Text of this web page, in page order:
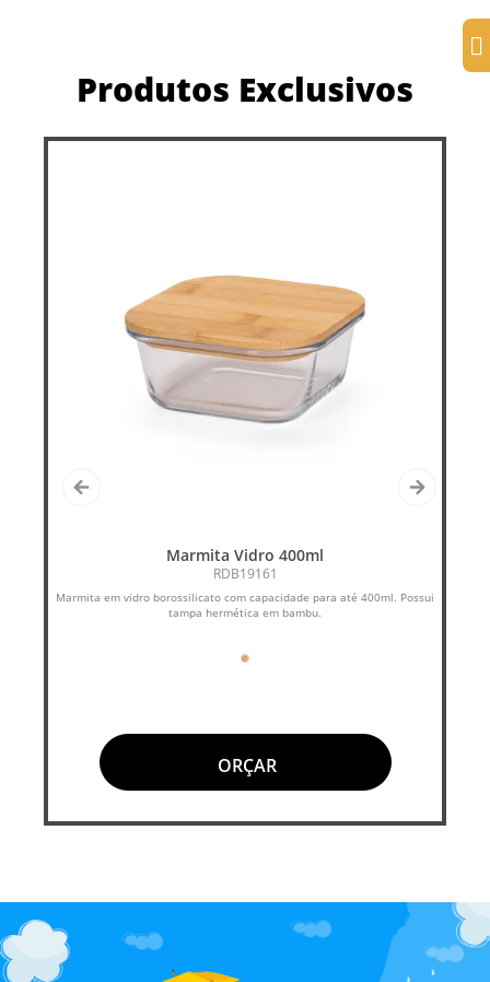
Produtos Exclusivos
Marmita Vidro 400ml
RDB19161
Marmita em vidro borossilicato com capacidade para até 400ml. Possui
tampa hermética em bambu.
ORÇAR